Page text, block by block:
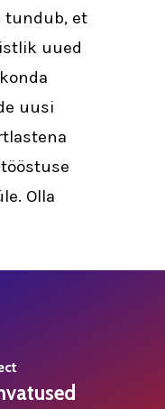
tundub, et
uued
uusi
Olla